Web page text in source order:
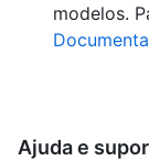
modelos.
Ajuda e